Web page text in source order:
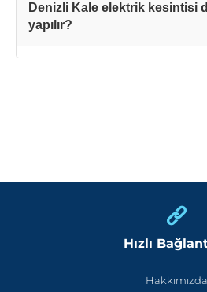
Denizli Kale elektrik kesintisi
yapılır?
Hızlı
Hakkımızda